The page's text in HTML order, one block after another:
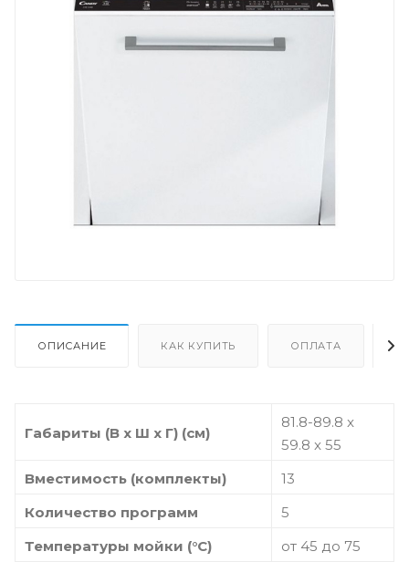
ОПИСАНИЕ КАК КУПИТЬ ОПЛАТА
Габариты (В х Ш х Г) (см)
81.8-89.8 x
59.8 x 55
Вместимость (комплекты)
13
Количество программ
5
Температуры мойки (°C)
от 45 до 75